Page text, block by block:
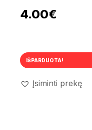
4.00€
IŠPARDUOTA!
Įsiminti prekę